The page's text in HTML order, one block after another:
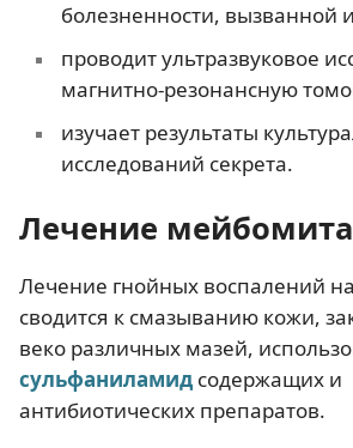
болезненности, вызванной
проводит ультразвуковое
магнитно-резонансную
изучает результаты
исследований секрета.
Лечение мейбомита
Лечение гнойных воспалений на
сводится к смазыванию кожи,
веко различных мазей,
сульфаниламид содержащих и
антибиотических препаратов.